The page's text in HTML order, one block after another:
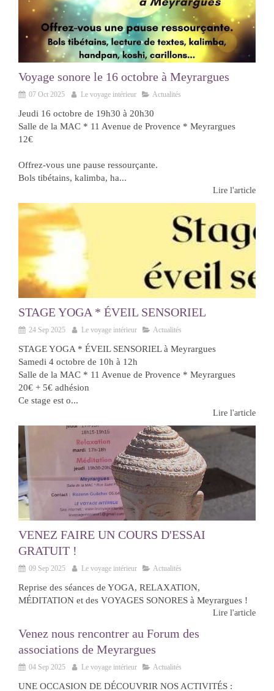
Voyage sonore le 16 octobre à Meyrargues
07 Oct 2025 Le voyage intérieur Actualités
Jeudi 16 octobre de 19h30 à 20h30
Salle de la MAC * 11 Avenue de Provence * Meyrargues
12€
Offrez-vous une pause ressourçante.
Bols tibétains, kalimba, ha...
Lire l'article
STAGE YOGA * ÉVEIL SENSORIEL
24 Sep 2025 Le voyage intérieur Actualités
STAGE YOGA * ÉVEIL SENSORIEL à Meyrargues
Samedi 4 octobre de 10h à 12h
Salle de la MAC * 11 Avenue de Provence * Meyrargues
20€ + 5€ adhésion
Ce stage est o...
Lire l'article
VENEZ FAIRE UN COURS D'ESSAI
GRATUIT !
09 Sep 2025 Le voyage intérieur Actualités
Reprise des séances de YOGA, RELAXATION,
MÉDITATION et des VOYAGES SONORES à Meyrargues !
Lire l'article
Venez nous rencontrer au Forum des
associations de Meyrargues
04 Sep 2025 Le voyage intérieur Actualités
UNE OCCASION DE DÉCOUVRIR NOS ACTIVITÉS :